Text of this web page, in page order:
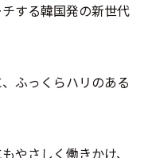
する韓国発の新世代
ふっくらハリのある
やさしく働きかけ、